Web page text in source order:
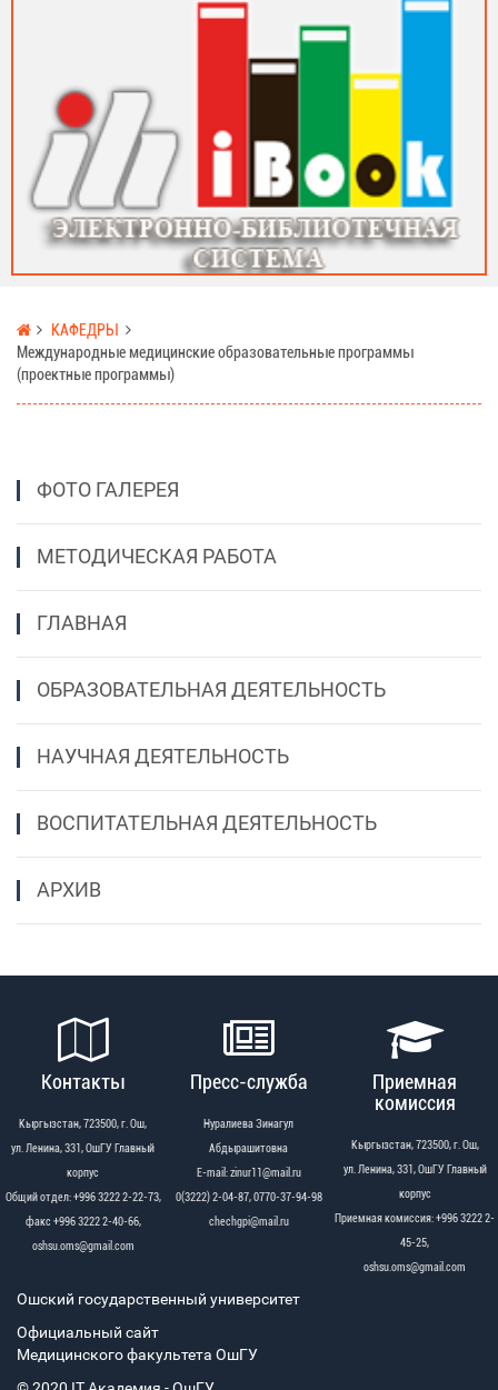
КАФЕДРЫ
Международные медицинские образовательные программы
(проектные программы)
ФОТО ГАЛЕРЕЯ
МЕТОДИЧЕСКАЯ РАБОТА
ГЛАВНАЯ
ОБРАЗОВАТЕЛЬНАЯ ДЕЯТЕЛЬНОСТЬ
НАУЧНАЯ ДЕЯТЕЛЬНОСТЬ
ВОСПИТАТЕЛЬНАЯ ДЕЯТЕЛЬНОСТЬ
АРХИВ
Контакты
Кыргызстан, 723500, г. Ош,
ул. Ленина, 331, ОшГУ Главный
корпус
Общий отдел: +996 3222 2-22-73,
факс +996 3222 2-40-66,
oshsu.oms@gmail.com
Пресс-служба
Нуралиева Зинагул
Абдырашитовна
Е-mail: zinur11@mail.ru
0(3222) 2-04-87, 0770-37-94-98
chechgpi@mail.ru
Приемная
комиссия
Кыргызстан, 723500, г. Ош,
ул. Ленина, 331, ОшГУ Главный
корпус
Приемная комиссия: +996 3222 2-
45-25,
oshsu.oms@gmail.com
Ошский государственный университет
Официальный сайт
Медицинского факультета ОшГУ